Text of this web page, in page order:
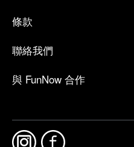
條款
聯絡我們
與 FunNow 合作